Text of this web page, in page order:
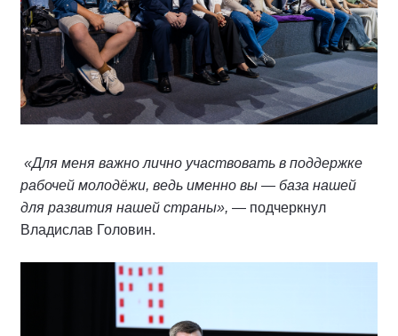
«Для меня важно лично участвовать в поддержке
рабочей молодёжи, ведь именно вы — база нашей
для развития нашей страны», — подчеркнул
Владислав Головин.